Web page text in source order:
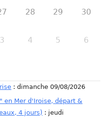
28 29 30
3 4 5 6
: dimanche 09/08/2026
en Mer d'Iroise, départ &
4 jours) : jeudi